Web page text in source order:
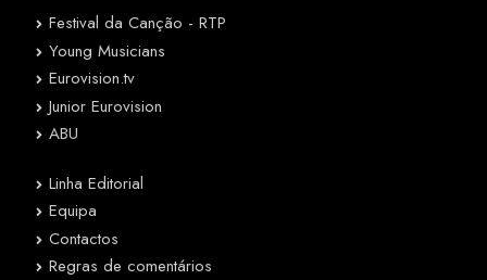
Festival da Canção - RTP
Young Musicians
Eurovision.tv
Junior Eurovision
ABU
Linha Editorial
Equipa
Contactos
Regras de comentários